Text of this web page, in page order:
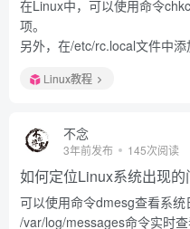
在Linux中，可以使用命令
项。
另外，在/etc/rc.local文件中添
Linux教程
不念
3年前发布 145次阅读
如何定位Linux系统出现的
可以使用命令dmesg查看系
/var/log/messages命令实时查